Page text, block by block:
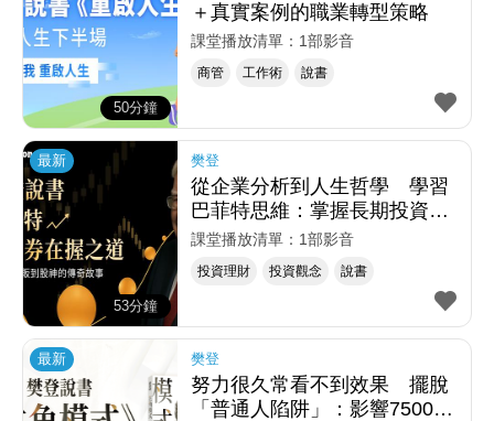
50分鐘
＋真實案例的職業轉型策略
課堂播放清單：1部影音
商管 工作術 說書
最新
53分鐘
樊登
從企業分析到人生哲學 學習
巴菲特思維：掌握長期投資心
法
課堂播放清單：1部影音
投資理財 投資觀念 說書
最新 樊登
努力很久常看不到效果 擺脫
「普通人陷阱」：影響7500萬